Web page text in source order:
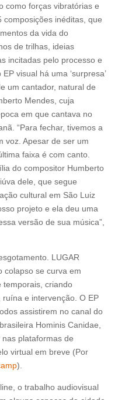
como forças vibratórias e
composições inéditas, que
da vida do
de trilhas, ideias
incitadas pelo processo e
visual há uma ‘surpresa’
um cantador, natural de
Mendes, cuja
em que cantava no
“Para fechar, tivemos a
voz. Apesar de ser um
faixa é com canto.
do compositor Humberto
dele, que segue
cultural em São Luiz
projeto e ela deu uma
versão de sua música”,
LUGAR
colapso se curva em
temporais, criando
e intervenção. O EP
assistirem no canal do
Hominis Canidae,
plataformas de
virtual em breve (Por
).
o trabalho audiovisual